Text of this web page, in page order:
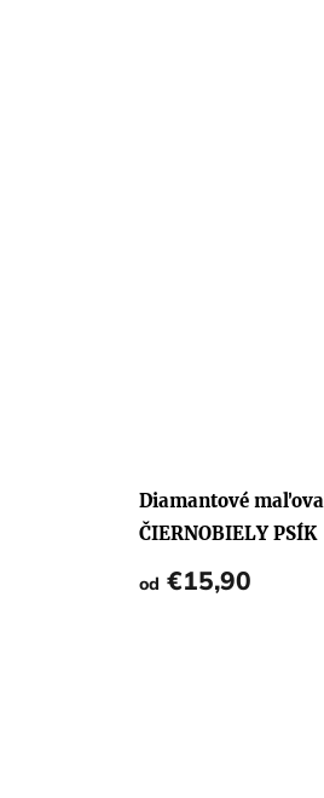
Diamantové
ČIERNOBIELY PSÍK
od €15,90